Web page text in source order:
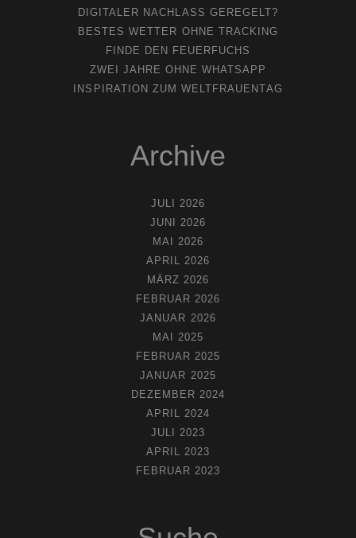
DIGITALER NACHLASS GEREGELT?
BESTES WETTER OHNE TRACKING
FINDE DEN FEUERFUCHS
ZWEI JAHRE OHNE WHATSAPP
INSPIRATION ZUM WELTFRAUENTAG
Archive
JULI 2026
JUNI 2026
MAI 2026
APRIL 2026
MÄRZ 2026
FEBRUAR 2026
JANUAR 2026
MAI 2025
FEBRUAR 2025
JANUAR 2025
DEZEMBER 2024
APRIL 2024
JULI 2023
APRIL 2023
FEBRUAR 2023